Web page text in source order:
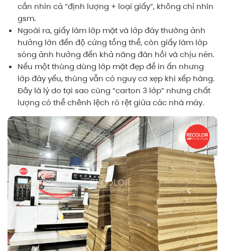
cần nhìn cả “định lượng + loại giấy”, không chỉ nhìn
gsm.
Ngoài ra, giấy làm lớp mặt và lớp đáy thường ảnh
hưởng lớn đến độ cứng tổng thể, còn giấy làm lớp
sóng ảnh hưởng đến khả năng đàn hồi và chịu nén.
Nếu một thùng dùng lớp mặt đẹp để in ấn nhưng
lớp đáy yếu, thùng vẫn có nguy cơ xẹp khi xếp hàng.
Đây là lý do tại sao cùng “carton 3 lớp” nhưng chất
lượng có thể chênh lệch rõ rệt giữa các nhà máy.